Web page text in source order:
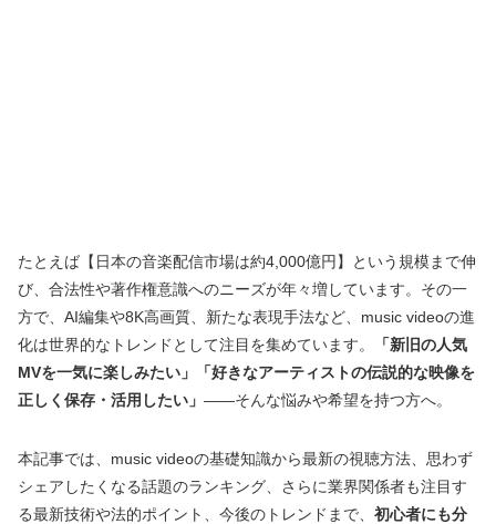
たとえば【日本の音楽配信市場は約4,000億円】という規模まで伸
び、合法性や著作権意識へのニーズが年々増しています。その一
方で、AI編集や8K高画質、新たな表現手法など、music videoの進
化は世界的なトレンドとして注目を集めています。
「新旧の人気
MVを一気に楽しみたい」「好きなアーティストの伝説的な映像を
正しく保存・活用したい」 ――そんな悩みや希望を持つ方へ。
本記事では、music videoの基礎知識から最新の視聴方法、思わず
シェアしたくなる話題のランキング、さらに業界関係者も注目す
る最新技術や法的ポイント、今後のトレンドまで、 初心者にも分